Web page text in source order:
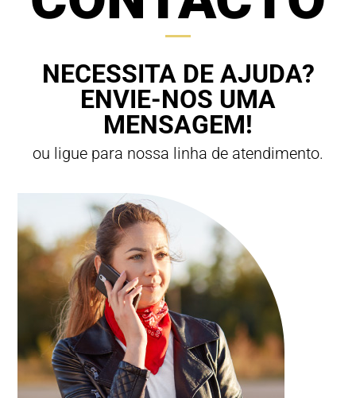
NECESSITA DE AJUDA?
ENVIE-NOS UMA
MENSAGEM!
ou ligue para nossa linha de atendimento.